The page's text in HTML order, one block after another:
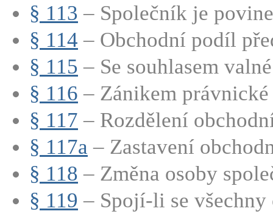
§ 113 – Společník je
§ 114 – Obchodní podíl
§ 115 – Se souhlasem
§ 116 – Zánikem
§ 117 – Rozdělení
§ 117a – Zastavení
§ 118 – Změna osoby
§ 119 – Spojí-li se všechny